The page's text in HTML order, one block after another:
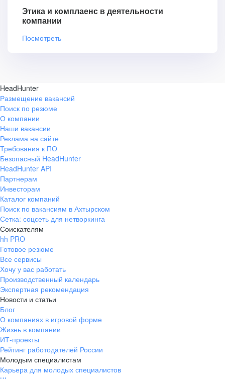
Этика и комплаенс в деятельности
компании
Посмотреть
HeadHunter
Размещение вакансий
Поиск по резюме
О компании
Наши вакансии
Реклама на сайте
Требования к ПО
Безопасный HeadHunter
HeadHunter API
Партнерам
Инвесторам
Каталог компаний
Поиск по вакансиям в Ахтырском
Сетка: соцсеть для нетворкинга
Соискателям
hh PRO
Готовое резюме
Все сервисы
Хочу у вас работать
Производственный календарь
Экспертная рекомендация
Новости и статьи
Блог
О компаниях в игровой форме
Жизнь в компании
ИТ-проекты
Рейтинг работодателей России
Молодым специалистам
Карьера для молодых специалистов